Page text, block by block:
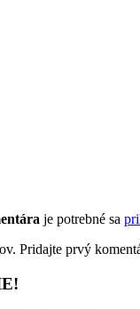
je potrebné sa
Pridajte prvý